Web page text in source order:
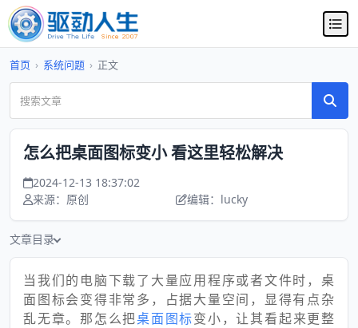
首页 › 系统问题 › 正文
怎么把桌面图标变小 看这里轻松解决
2024-12-13 18:37:02
来源：原创
编辑：lucky
文章目录
当我们的电脑下载了大量应用程序或者文件时，桌
面图标会变得非常多，占据大量空间，显得有点杂
乱无章。那怎么把桌面图标变小，让其看起来更整